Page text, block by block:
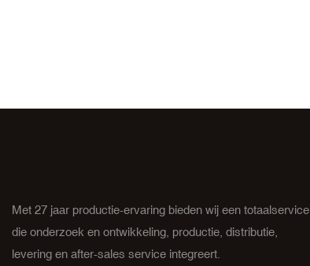
Met 27 jaar productie-ervaring bieden wij een totaalservice
die onderzoek en ontwikkeling, productie, distributie,
levering en after-sales service integreert.